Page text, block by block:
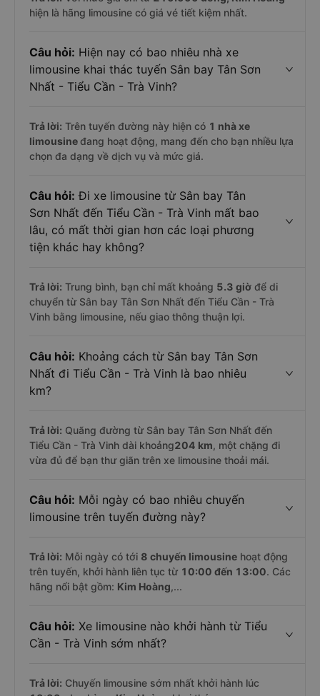
hiện là hãng limousine có giá vé tiết kiệm nhất.
Câu hỏi: Hiện nay có bao nhiêu nhà xe
limousine khai thác tuyến Sân bay Tân Sơn
Nhất - Tiểu Cần - Trà Vinh?
Trả lời: Trên tuyến đường này hiện có 1 nhà xe
limousineđang hoạt động, mang đến cho bạn nhiều lựa
chọn đa dạng về dịch vụ và mức giá.
Câu hỏi: Đi xe limousine từ Sân bay Tân
Sơn Nhất đến Tiểu Cần - Trà Vinh mất bao
lâu, có mất thời gian hơn các loại phương
tiện khác hay không?
Trả lời: Trung bình, bạn chỉ mất khoảng 5.3 giờ để di
chuyển từ Sân bay Tân Sơn Nhất đến Tiểu Cần - Trà
Vinh bằng limousine, nếu giao thông thuận lợi.
Câu hỏi: Khoảng cách từ Sân bay Tân Sơn
Nhất đi Tiểu Cần - Trà Vinh là bao nhiêu
km?
Trả lời: Quãng đường từ Sân bay Tân Sơn Nhất đến
Tiểu Cần - Trà Vinh dài khoảng204 km, một chặng đi
vừa đủ để bạn thư giãn trên xe limousine thoải mái.
Câu hỏi: Mỗi ngày có bao nhiêu chuyến
limousine trên tuyến đường này?
Trả lời: Mỗi ngày có tới 8 chuyến limousine hoạt động
trên tuyến, khởi hành liên tục từ 10:00 đến 13:00. Các
hãng nổi bật gồm: Kim Hoàng,...
Câu hỏi: Xe limousine nào khởi hành từ Tiểu
Cần - Trà Vinh sớm nhất?
Trả lời: Chuyến limousine sớm nhất khởi hành lúc